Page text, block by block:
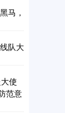
马，
队大
使
范意